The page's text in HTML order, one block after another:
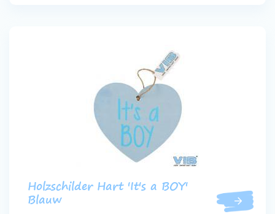
Holzschilder Hart 'It's a BOY'
Blauw